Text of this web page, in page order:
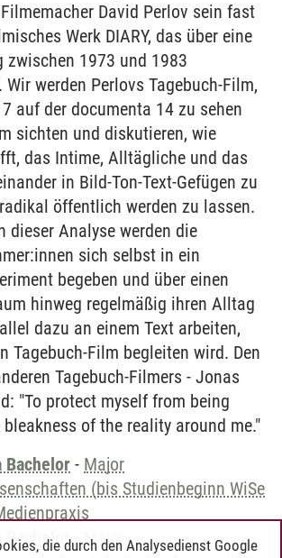
David Perlov sein fast
Werk DIARY, das über eine
zwischen 1973 und 1983
werden Perlovs Tagebuch-Film,
auf der documenta 14 zu sehen
sichten und diskutieren, wie
das Intime, Alltägliche und das
in Bild-Ton-Text-Gefügen zu
öffentlich werden zu lassen.
dieser Analyse werden die
sich selbst in ein
begeben und über einen
hinweg regelmäßig ihren Alltag
dazu an einem Text arbeiten,
Tagebuch-Film begleiten wird. Den
Tagebuch-Filmers - Jonas
"To protect myself from being
of the reality around me."
Bachelor - Major
(bis Studienbeginn WiSe
Bachelor-Major
die durch den Analysedienst Google